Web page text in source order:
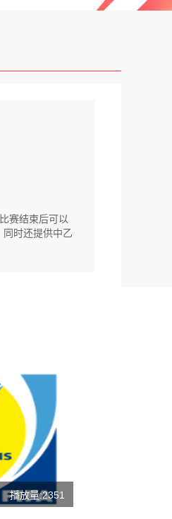
赛结束后可以
时还提供中乙
播放量:2351